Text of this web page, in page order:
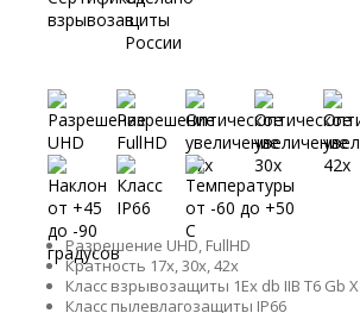
Ключевые особенности
Разрешение UHD, FullHD
Кратность 17x, 30x, 42x
Класс взрывозащиты 1Ех db IIB T6 Gb X
Класс пылевлагозащиты IP66